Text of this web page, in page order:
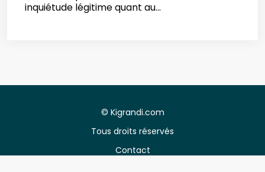
inquiétude légitime quant au...
© Kigrandi.com
Tous droits réservés
Contact